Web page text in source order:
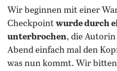
wir beginnen mit einer Warnung: Dieser
Checkpoint wurde durch
unterbrochen, die
Abend einfach mal den
was nun kommt. Wir